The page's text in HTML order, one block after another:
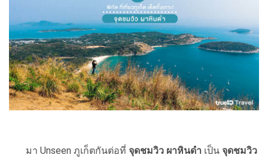
มา Unseen ภูเก็ตกันต่อที่ จุดชมวิว ผาหินดำ เป็น จุดชมวิว